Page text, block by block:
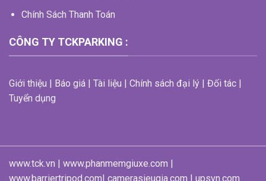
Chính Sách Thanh Toán
CÔNG TY TCKPARKING :
Giới thiệu | Báo giá | Tài liệu | Chính sách đại lý | Đối tác |
Tuyển dụng
www.tck.vn | www.phanmemgiuxe.com |
www.barriertripod.com| camerasieugia.com | upsvn.com